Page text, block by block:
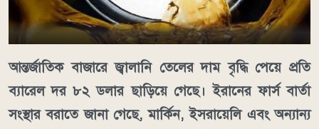
আন্তর্জাতিক বাজারে জ্বালানি তেলের দাম বৃদ্ধি পেয়ে প্রতি
ব্যারেল দর ৮২ ডলার ছাড়িয়ে গেছে। ইরানের ফার্স বার্তা
সংস্থার বরাতে জানা গেছে, মার্কিন, ইসরায়েলি এবং অন্যান্য